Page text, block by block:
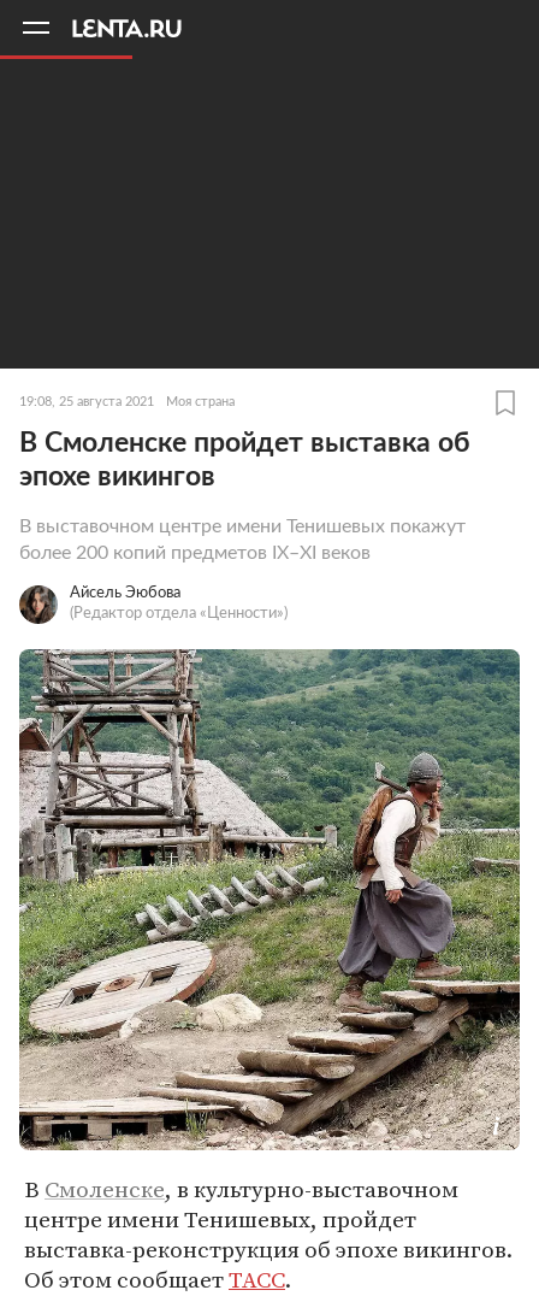
19:08, 25 августа 2021 Моя страна
В Смоленске пройдет выставка об
эпохе викингов
В выставочном центре имени Тенишевых покажут
более 200 копий предметов IX–XI веков
Айсель Эюбова
(Редактор отдела «Ценности»)
В Смоленске, в культурно-выставочном
центре имени Тенишевых, пройдет
выставка-реконструкция об эпохе викингов.
Об этом сообщаетТАСС.